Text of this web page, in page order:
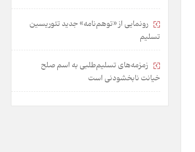
رونمایی از «توهم‌نامه» جدید تئور‌یسین
تسلیم
زمزمه‌های تسلیم‌طلبی به اسم صلح
خیانت نابخشودنی است